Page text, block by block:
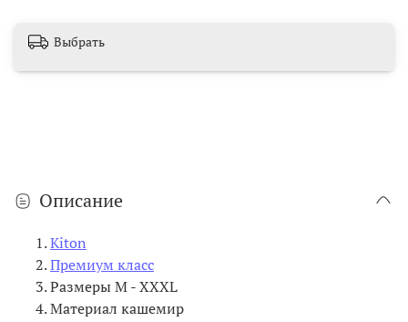
Выбрать
Описание
Kiton
Премиум класс
Размеры M - XXXL
Материал кашемир